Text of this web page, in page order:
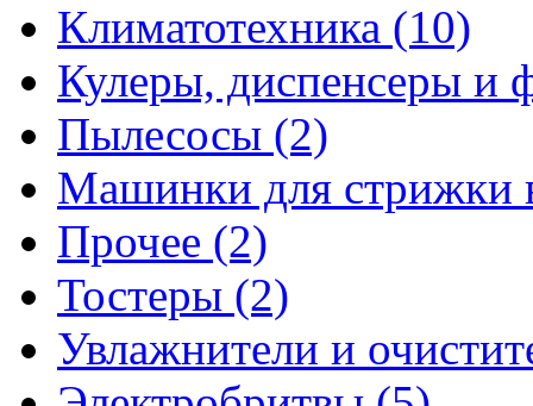
Климатотехника (10)
Кулеры, диспенсеры и
Пылесосы (2)
Машинки для стрижки
Прочее (2)
Тостеры (2)
Увлажнители и